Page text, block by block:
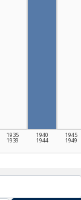
1935
1939
1940
1944
1945
1949